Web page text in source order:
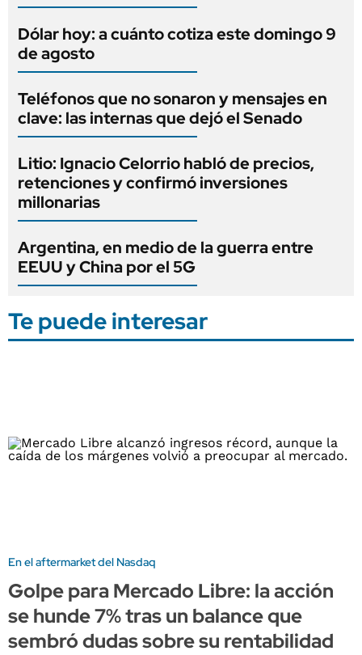
Dólar hoy: a cuánto cotiza este domingo 9
de agosto
Teléfonos que no sonaron y mensajes en
clave: las internas que dejó el Senado
Litio: Ignacio Celorrio habló de precios,
retenciones y confirmó inversiones
millonarias
Argentina, en medio de la guerra entre
EEUU y China por el 5G
Te puede interesar
En el aftermarket del Nasdaq
Golpe para Mercado Libre: la acción
se hunde 7% tras un balance que
sembró dudas sobre su rentabilidad